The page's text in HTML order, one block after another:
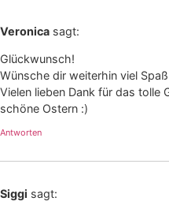
Veronica sagt:
Glückwunsch!
Wünsche dir weiterhin viel
Vielen lieben Dank für das tolle
schöne Ostern :)
Antworten
Siggi sagt: